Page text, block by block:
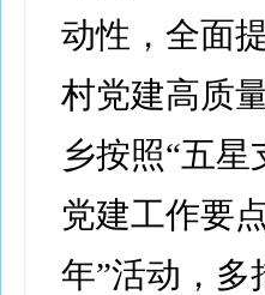
动性，全面
村党建高质
乡按照“五
党建工作要
年”活动，多